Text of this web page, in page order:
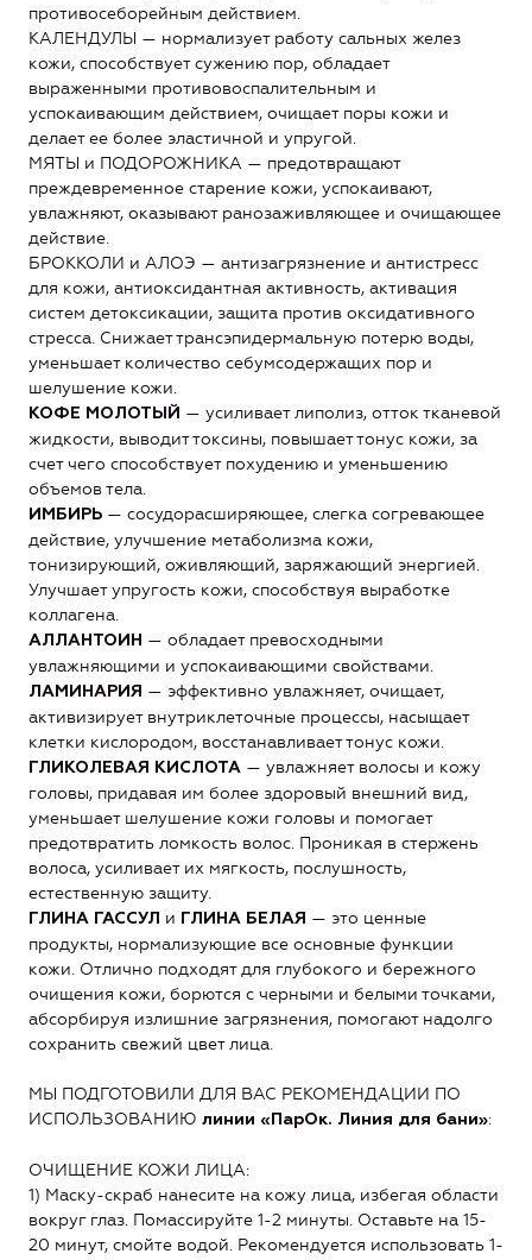
противосеборейным действием.
КАЛЕНДУЛЫ — нормализует работу сальных желез
кожи, способствует сужению пор, обладает
выраженными противовоспалительным и
успокаивающим действием, очищает поры кожи и
делает ее более эластичной и упругой.
МЯТЫ и ПОДОРОЖНИКА — предотвращают
преждевременное старение кожи, успокаивают,
увлажняют, оказывают ранозаживляющее и очищающее
действие.
БРОККОЛИ и АЛОЭ — антизагрязнение и антистресс
для кожи, антиоксидантная активность, активация
систем детоксикации, защита против оксидативного
стресса. Снижает трансэпидермальную потерю воды,
уменьшает количество себумсодержащих пор и
шелушение кожи.
КОФЕ МОЛОТЫЙ — усиливает липолиз, отток тканевой
жидкости, выводит токсины, повышает тонус кожи, за
счет чего способствует похудению и уменьшению
объемов тела.
ИМБИРЬ — сосудорасширяющее, слегка согревающее
действие, улучшение метаболизма кожи,
тонизирующий, оживляющий, заряжающий энергией.
Улучшает упругость кожи, способствуя выработке
коллагена.
АЛЛАНТОИН — обладает превосходными
увлажняющими и успокаивающими свойствами.
ЛАМИНАРИЯ — эффективно увлажняет, очищает,
активизирует внутриклеточные процессы, насыщает
клетки кислородом, восстанавливает тонус кожи.
ГЛИКОЛЕВАЯ КИСЛОТА — увлажняет волосы и кожу
головы, придавая им более здоровый внешний вид,
уменьшает шелушение кожи головы и помогает
предотвратить ломкость волос. Проникая в стержень
волоса, усиливает их мягкость, послушность,
естественную защиту.
ГЛИНА ГАССУЛ и ГЛИНА БЕЛАЯ — это ценные
продукты, нормализующие все основные функции
кожи. Отлично подходят для глубокого и бережного
очищения кожи, борются с черными и белыми точками,
абсорбируя излишние загрязнения, помогают надолго
сохранить свежий цвет лица.
МЫ ПОДГОТОВИЛИ ДЛЯ ВАС РЕКОМЕНДАЦИИ ПО
ИСПОЛЬЗОВАНИЮ линии «ПарОк. Линия для бани»:
ОЧИЩЕНИЕ КОЖИ ЛИЦА:
1) Маску-скраб нанесите на кожу лица, избегая области
вокруг глаз. Помассируйте 1-2 минуты. Оставьте на 15-
20 минут, смойте водой. Рекомендуется использовать 1-